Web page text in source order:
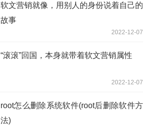
软文营销就像，用别人的身份说着自己的
故事
2022-12-07
“滚滚”回国，本身就带着软文营销属性
2022-12-07
root怎么删除系统软件(root后删除软件方
法)